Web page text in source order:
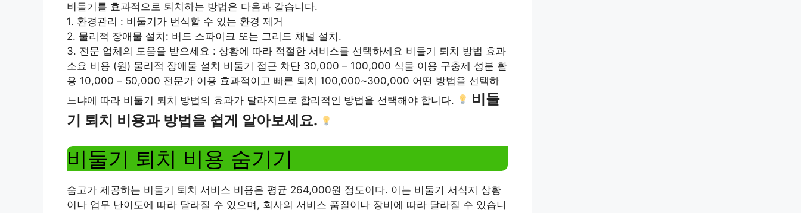
비둘기를 효과적으로 퇴치하는 방법은 다음과 같습니다.
1. 환경관리 : 비둘기가 번식할 수 있는 환경 제거
2. 물리적 장애물 설치: 버드 스파이크 또는 그리드 채널 설치.
3. 전문 업체의 도움을 받으세요 : 상황에 따라 적절한 서비스를 선택하세요 비둘기 퇴치 방법 효과
소요 비용 (원) 물리적 장애물 설치 비둘기 접근 차단 30,000 – 100,000 식물 이용 구충제 성분 활
용 10,000 – 50,000 전문가 이용 효과적이고 빠른 퇴치 100,000~300,000 어떤 방법을 선택하
느냐에 따라 비둘기 퇴치 방법의 효과가 달라지므로 합리적인 방법을 선택해야 합니다.
비둘
기 퇴치 비용과 방법을 쉽게 알아보세요.
비둘기 퇴치 비용 숨기기
숨고가 제공하는 비둘기 퇴치 서비스 비용은 평균 264,000원 ​​정도이다. 이는 비둘기 서식지 상황
이나 업무 난이도에 따라 달라질 수 있으며, 회사의 서비스 품질이나 장비에 따라 달라질 수 있습니